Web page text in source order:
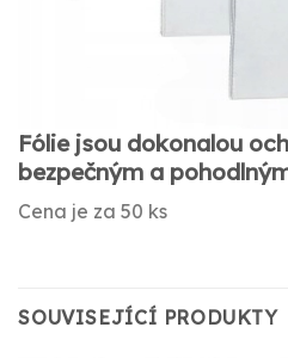
Fólie jsou dokonalou
bezpečným a
Cena je za 50 ks
SOUVISEJÍCÍ PRODUKTY